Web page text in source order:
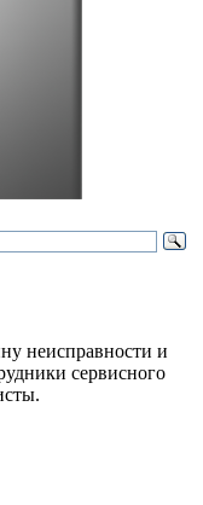
неисправности и
сервисного